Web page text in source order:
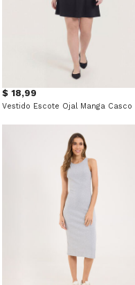
$ 18,99
Vestido Escote Ojal Manga Casco